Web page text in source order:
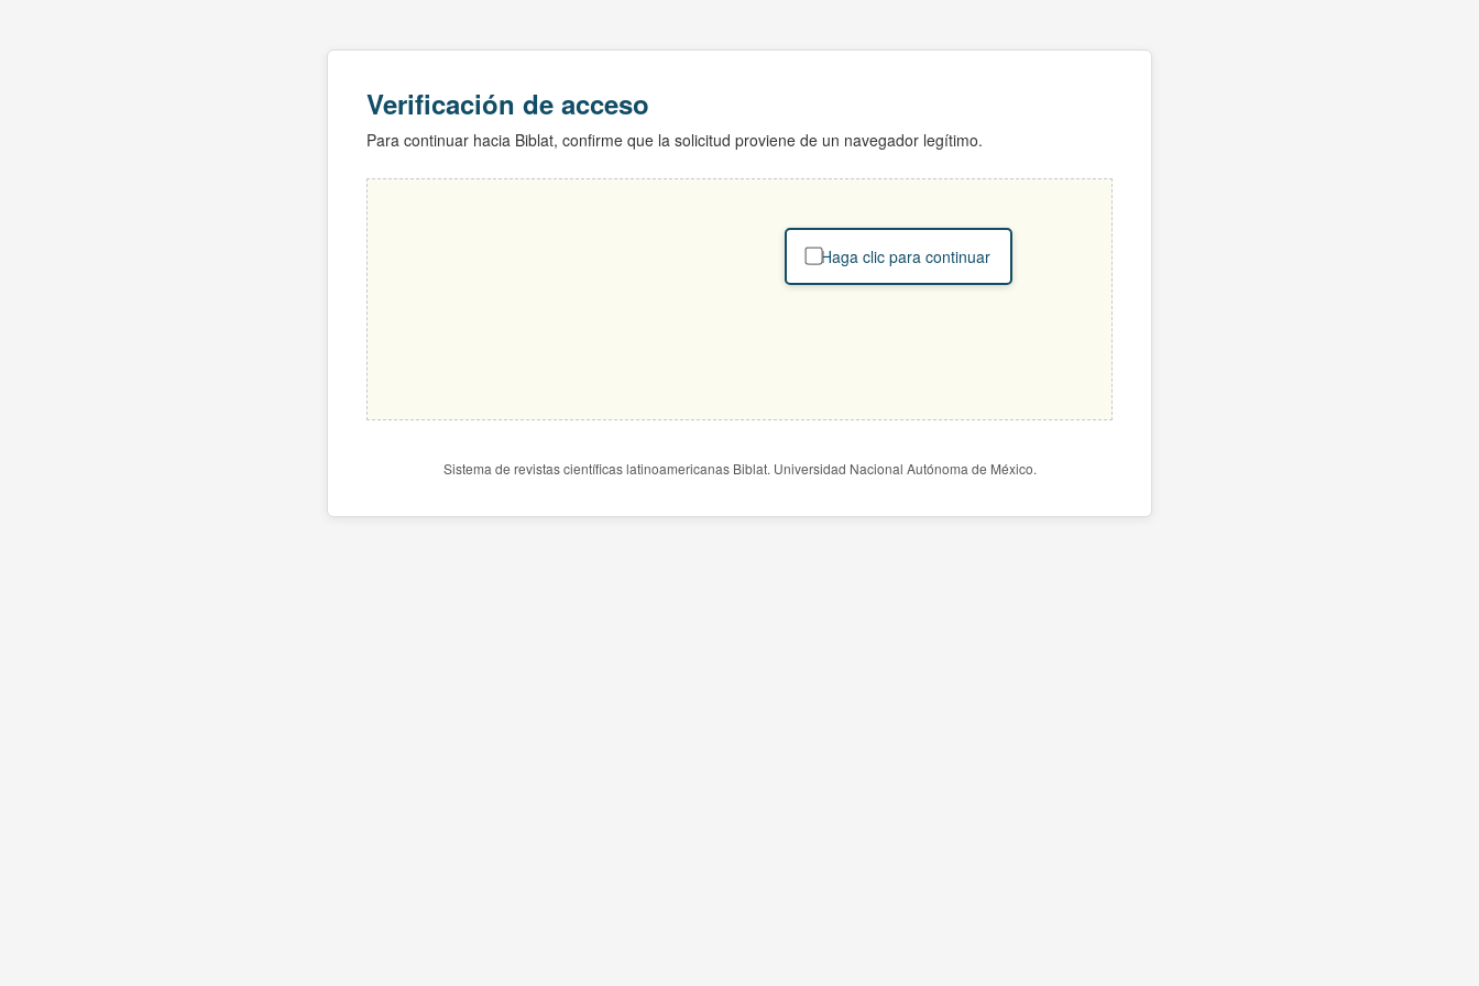
Verificación de acceso
Para continuar hacia Biblat, confirme que la solicitud proviene de un navegador legítimo.
Haga clic para continuar
Sistema de revistas científicas latinoamericanas Biblat. Universidad Nacional Autónoma de México.